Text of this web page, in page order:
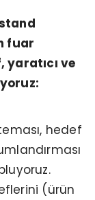
fuar
yaratıcı ve
hedef
(ürün